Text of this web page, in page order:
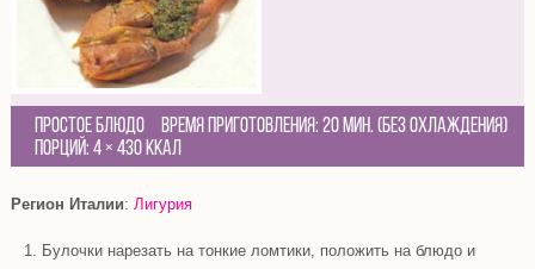
Простое блюдо Время приготовления: 20 мин. (без охлаждения)
Порций: 4 × 430 Ккал
Регион Италии: Лигурия
Булочки нарезать на тонкие ломтики, положить на блюдо и